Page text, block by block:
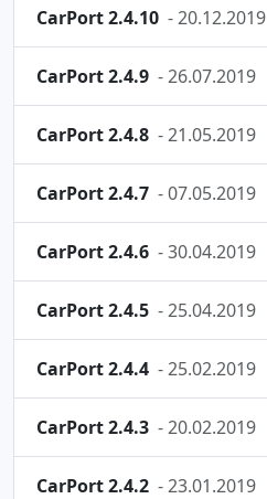
CarPort 2.4.10 - 20.12.2019
CarPort 2.4.9 - 26.07.2019
CarPort 2.4.8 - 21.05.2019
CarPort 2.4.7 - 07.05.2019
CarPort 2.4.6 - 30.04.2019
CarPort 2.4.5 - 25.04.2019
CarPort 2.4.4 - 25.02.2019
CarPort 2.4.3 - 20.02.2019
CarPort 2.4.2 - 23.01.2019